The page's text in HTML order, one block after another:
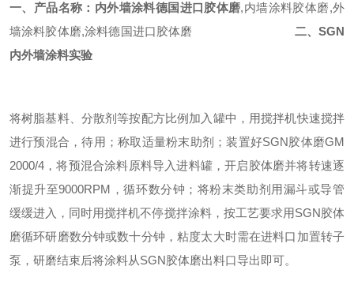
一、产品名称： 内外墙涂料德国进口胶体磨,内墙涂料胶体磨,外
墙涂料胶体磨,涂料德国进口胶体磨 二、SGN
内外墙涂料实验
将树脂基料、分散剂等按配方比例加入罐中，用搅拌机快速搅拌
进行预混合，待用；称取适量粉末助剂；装置好SGN胶体磨GM
2000/4，将预混合涂料原料导入进料罐，开启胶体磨并将转速逐
渐提升至9000RPM，循环数分钟；将粉末类助剂用漏斗或导管
缓缓进入，同时用搅拌机不停搅拌涂料，按工艺要求用SGN胶体
磨循环研磨数分钟或数十分钟，粘度太大时需在进料口加置转子
泵，研磨结束后将涂料从SGN胶体磨出料口导出即可。